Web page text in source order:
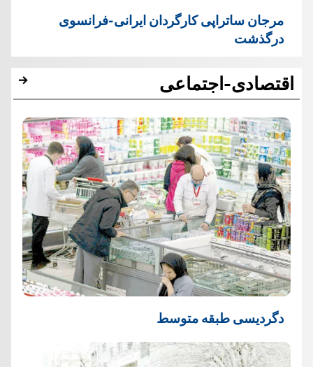
مرجان ساتراپی کارگردان ایرانی-فرانسوی
درگذشت
اقتصادی-اجتماعی
دگردیسی طبقه متوسط